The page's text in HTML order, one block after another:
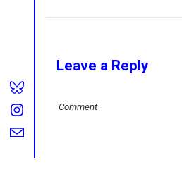
Leave a Reply